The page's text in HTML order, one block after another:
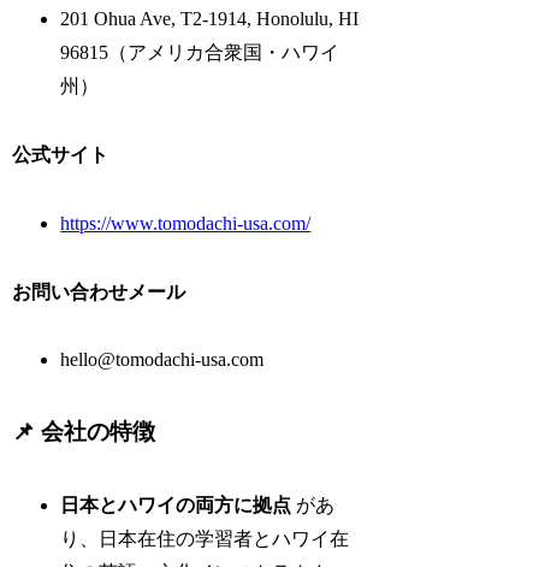
201 Ohua Ave, T2‑1914, Honolulu, HI
96815（アメリカ合衆国・ハワイ
州）
公式サイト
https://www.tomodachi-usa.com/
お問い合わせメール
hello@tomodachi-usa.com
📌 会社の特徴
日本とハワイの両方に拠点 があ
り、日本在住の学習者とハワイ在